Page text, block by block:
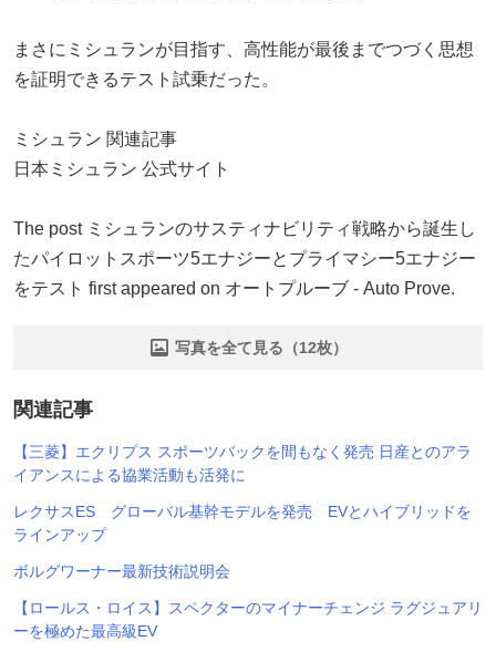
まさにミシュランが目指す、高性能が最後までつづく思想
を証明できるテスト試乗だった。
ミシュラン 関連記事
日本ミシュラン 公式サイト
The post ミシュランのサスティナビリティ戦略から誕生し
たパイロットスポーツ5エナジーとプライマシー5エナジー
をテスト first appeared on オートプルーブ - Auto Prove.
写真を全て見る（12枚）
関連記事
【三菱】エクリプス スポーツバックを間もなく発売 日産とのアラ
イアンスによる協業活動も活発に
レクサスES グローバル基幹モデルを発売 EVとハイブリッドを
ラインアップ
ボルグワーナー最新技術説明会
【ロールス・ロイス】スペクターのマイナーチェンジ ラグジュアリ
ーを極めた最高級EV